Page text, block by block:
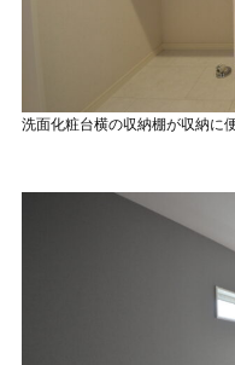
洗面化粧台横の収納棚が収納に